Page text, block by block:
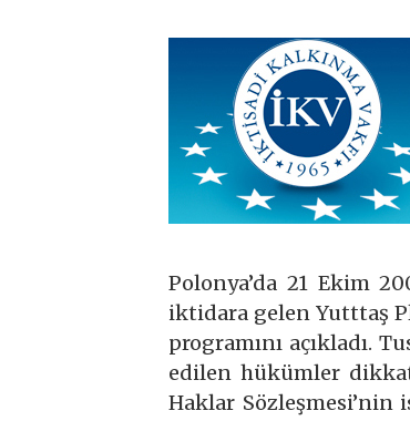
Polonya’da 21 Ekim
iktidara gelen Yutttaş
programını açıkladı.
edilen hükümler
Haklar Sözleşmesi’nin